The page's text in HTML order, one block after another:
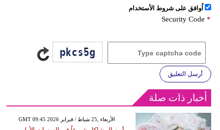
اُوافق على شروط الأستخدام
Security Code *
أرسل التعليق
أخبار ذات صلة
GMT 09:45 2026 الأربعاء ,25 شباط / فبراير